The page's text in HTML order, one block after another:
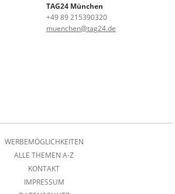
TAG24 München
+49 89 215390320
muenchen@tag24.de
WERBEMÖGLICHKEITEN
ALLE THEMEN A-Z
KONTAKT
IMPRESSUM